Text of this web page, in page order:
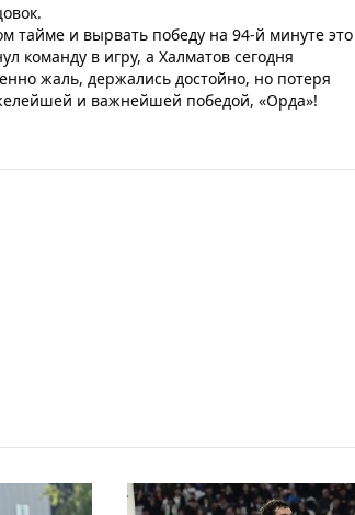
тайме и вырвать победу на 94-й минуте это
команду в игру, а Халматов сегодня
жаль, держались достойно, но потеря
и важнейшей победой, «Орда»!